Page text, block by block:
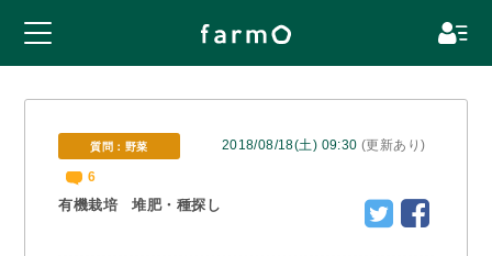
質問：野菜 2018/08/18(土) 09:30 (更新あり)
6
有機栽培 堆肥・種探し